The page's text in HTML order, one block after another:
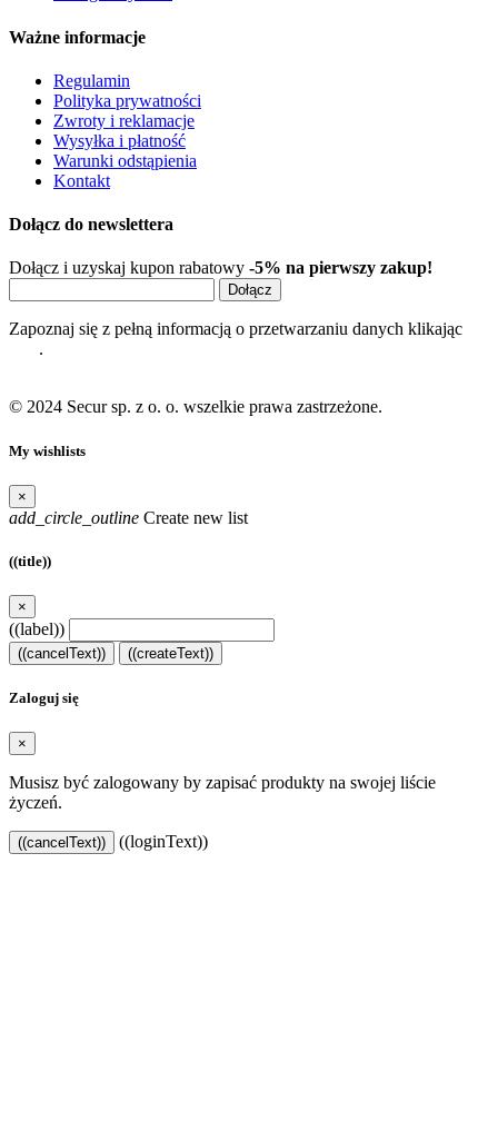
Ważne informacje
Regulamin
Polityka prywatności
Zwroty i reklamacje
Wysyłka i płatność
Warunki odstąpienia
Kontakt
Dołącz do newslettera
Dołącz i uzyskaj kupon rabatowy -5% na pierwszy zakup!
Dołącz
Zapoznaj się z pełną informacją o przetwarzaniu danych klikając
.
© 2024 Secur sp. z o. o. wszelkie prawa zastrzeżone.
My wishlists
×
add_circle_outline Create new list
((title))
×
((label))
((cancelText)) ((createText))
Zaloguj się
×
Musisz być zalogowany by zapisać produkty na swojej liście
życzeń.
((cancelText)) ((loginText))